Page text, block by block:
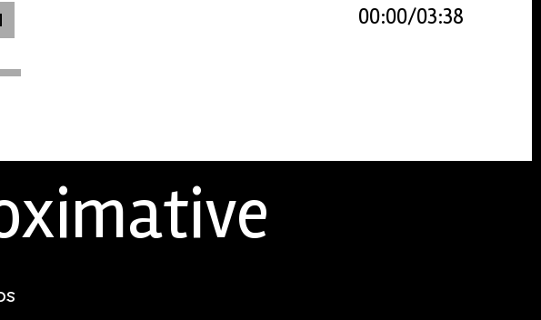
03:38
00:00